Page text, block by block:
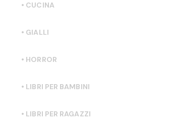
• CUCINA
• GIALLI
• HORROR
• LIBRI PER BAMBINI
• LIBRI PER RAGAZZI